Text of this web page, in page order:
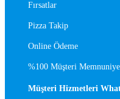
Fırsatlar
Pizza Takip
Online Ödeme
%100 Müşteri
Müşteri Hizmetleri